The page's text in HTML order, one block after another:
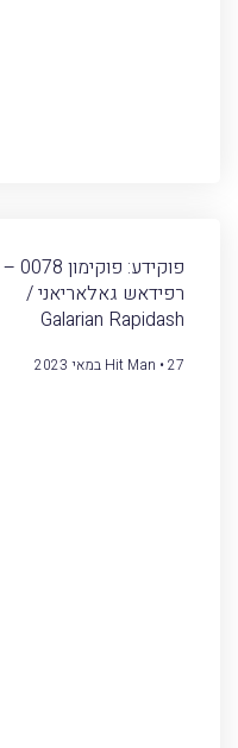
פוקידע: פוקימון 0078 –
רפידאש גאלאריאני /
Galarian Rapidash
Hit Man 27 במאי 2023